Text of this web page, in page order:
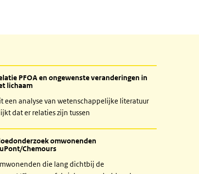
PFOA en ongewenste veranderingen in
lichaam
een analyse van wetenschappelijke literatuur
dat er relaties zijn tussen
omwonenden
Chemours
die lang dichtbij de